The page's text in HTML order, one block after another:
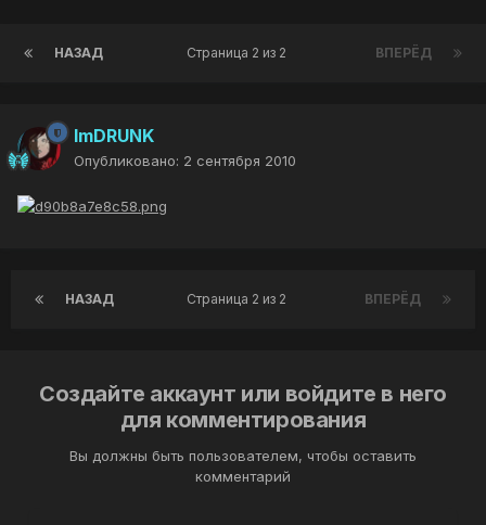
НАЗАД ВПЕРЁД
Страница 2 из 2
ImDRUNK
Опубликовано: 2 сентября 2010
НАЗАД ВПЕРЁД
Страница 2 из 2
Создайте аккаунт или войдите в него
для комментирования
Вы должны быть пользователем, чтобы оставить
комментарий